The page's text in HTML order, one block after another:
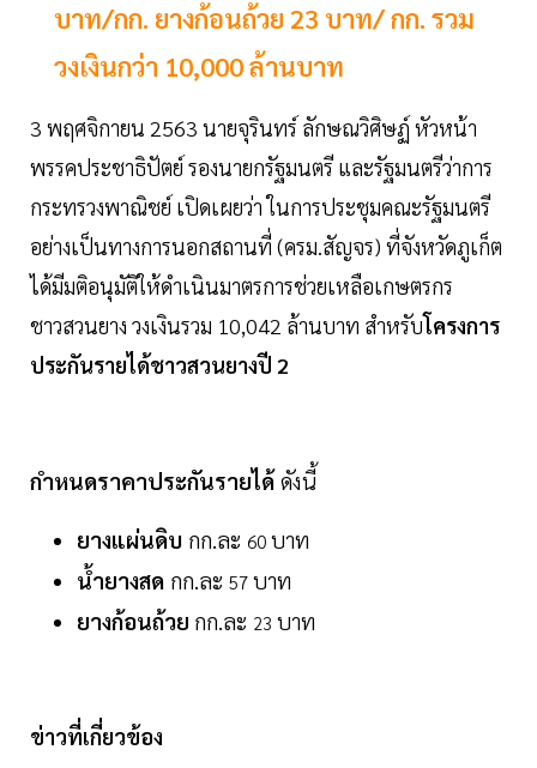
บาท/กก. ยางก้อนถ้วย 23 บาท/ กก. รวม
วงเงินกว่า 10,000 ล้านบาท
3 พฤศจิกายน 2563 นายจุรินทร์ ลักษณวิศิษฏ์ หัวหน้า
พรรคประชาธิปัตย์ รองนายกรัฐมนตรี และรัฐมนตรีว่าการ
กระทรวงพาณิชย์ เปิดเผยว่า ในการประชุมคณะรัฐมนตรี
อย่างเป็นทางการนอกสถานที่ (ครม.สัญจร) ที่จังหวัดภูเก็ต
ได้มีมติอนุมัติให้ดำเนินมาตรการช่วยเหลือเกษตรกร
ชาวสวนยาง วงเงินรวม 10,042 ล้านบาท สำหรับโครงการ
ประกันรายได้ชาวสวนยางปี 2
กำหนดราคาประกันรายได้ดังนี้
ยางแผ่นดิบ กก.ละ 60 บาท
น้ำยางสด กก.ละ 57 บาท
ยางก้อนถ้วย กก.ละ 23 บาท
ข่าวที่เกี่ยวข้อง